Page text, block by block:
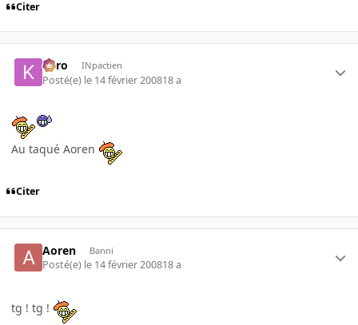
Citer
kyro INpactien
Posté(e) le 14 février 200818 a
Au taqué Aoren
Citer
Aoren Banni
Posté(e) le 14 février 200818 a
tg ! tg !